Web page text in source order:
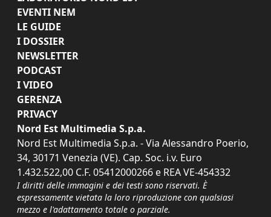
EVENTI NEM
LE GUIDE
I DOSSIER
NEWSLETTER
PODCAST
I VIDEO
GERENZA
PRIVACY
Nord Est Multimedia S.p.a.
Nord Est Multimedia S.p.a. - Via Alessandro Poerio,
34, 30171 Venezia (VE). Cap. Soc. i.v. Euro
1.432.522,00 C.F. 05412000266 e REA VE-454332
I diritti delle immagini e dei testi sono riservati. È
espressamente vietata la loro riproduzione con qualsiasi
mezzo e l'adattamento totale o parziale.